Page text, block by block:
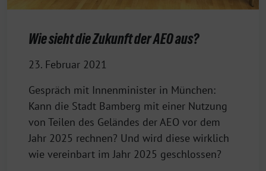
Wie sieht die Zukunft der AEO aus?
23. Februar 2021
Gespräch mit Innenminister in München:
Kann die Stadt Bamberg mit einer Nutzung
von Teilen des Geländes der AEO vor dem
Jahr 2025 rechnen? Und wird diese wirklich
wie vereinbart im Jahr 2025 geschlossen?